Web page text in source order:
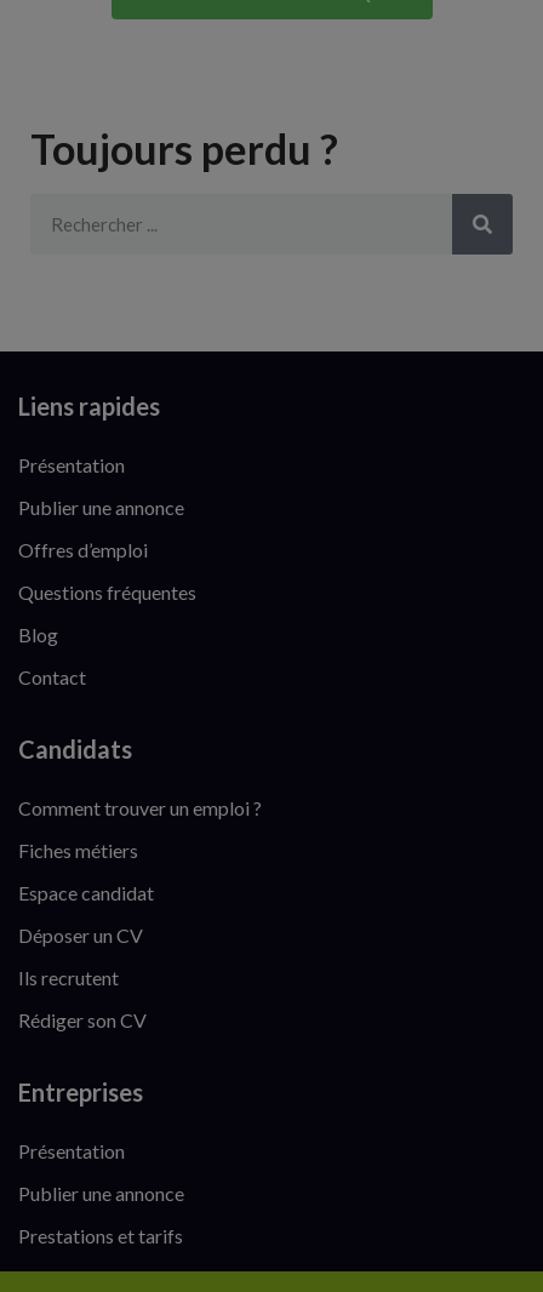
Toujours perdu ?
Liens rapides
Présentation
Publier une annonce
Offres d’emploi
Questions fréquentes
Blog
Contact
Candidats
Comment trouver un emploi ?
Fiches métiers
Espace candidat
Déposer un CV
Ils recrutent
Rédiger son CV
Entreprises
Présentation
Publier une annonce
Prestations et tarifs